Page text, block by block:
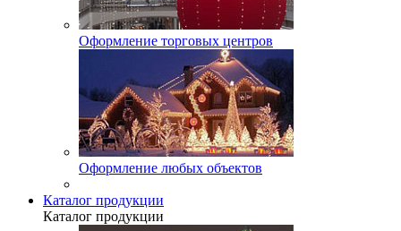
Оформление торговых центров
Оформление любых объектов
Каталог продукции
Каталог продукции